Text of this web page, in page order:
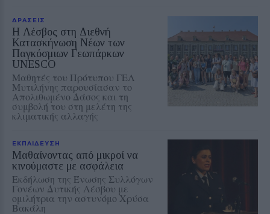
ΔΡΑΣΕΙΣ
Η Λέσβος στη Διεθνή
Κατασκήνωση Νέων των
Παγκόσμιων Γεωπάρκων
UNESCO
Μαθητές του Πρότυπου ΓΕΛ
Μυτιλήνης παρουσίασαν το
Απολιθωμένο Δάσος και τη
συμβολή του στη μελέτη της
κλιματικής αλλαγής
ΕΚΠΑΙΔΕΥΣΗ
Μαθαίνοντας από μικροί να
κινούμαστε με ασφάλεια
Εκδήλωση της Ένωσης Συλλόγων
Γονέων Δυτικής Λέσβου με
ομιλήτρια την αστυνόμο Χρύσα
Βακάλη